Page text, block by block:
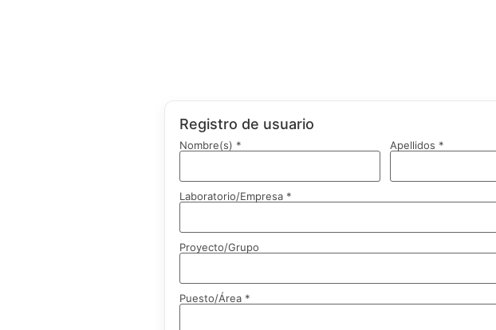
Registro de usuario
Nombre(s) * Apellidos *
Laboratorio/Empresa *
Proyecto/Grupo
Puesto/Área *